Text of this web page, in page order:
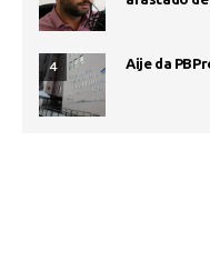
4 Aije da